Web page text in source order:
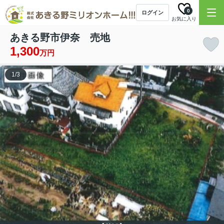
ログイン
お気に入り
0
あきる野市伊奈 売地
1,300万円
1/3